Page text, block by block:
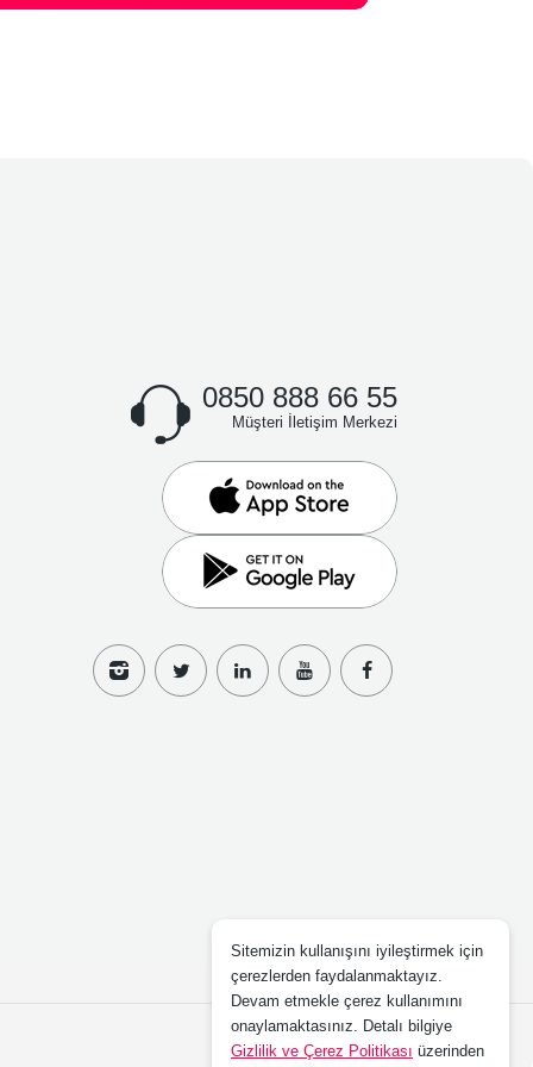
0850 888 66 55
Müşteri İletişim Merkezi
Sitemizin kullanışını iyileştirmek için
çerezlerden faydalanmaktayız.
Devam etmekle çerez kullanımını
onaylamaktasınız. Detalı bilgiye
Gizlilik ve Çerez Politikası üzerinden